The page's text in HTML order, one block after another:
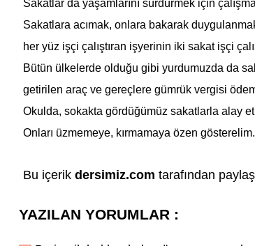
Sakatlar da yaşamlarını sürdürmek için
Sakatlara acımak, onlara bakarak
her yüz işçi çalıştıran işyerinin iki sakat işçi
Bütün ülkelerde olduğu gibi yurdumuzda da
getirilen araç ve gereçlere gümrük vergisi
Okulda, sokakta gördüğümüz sakatlarla alay
Onları üzmemeye, kırmamaya özen göste­relim.
Bu içerik dersimiz.com tarafından
YAZILAN YORUMLAR :